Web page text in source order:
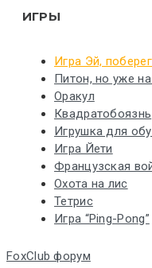
ИГРЫ
Игра Эй,
Питон, но уже
Оракул
Квадратобоязнь
Игрушка для
Игра Йети
Французская
Охота на лис
Тетрис
Игра “Ping-Pong”
FoxClub форум